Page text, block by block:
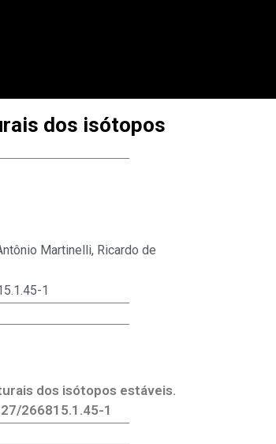
dos isótopos
Martinelli, Ricardo de
1
dos isótopos estáveis.
266815.1.45-1